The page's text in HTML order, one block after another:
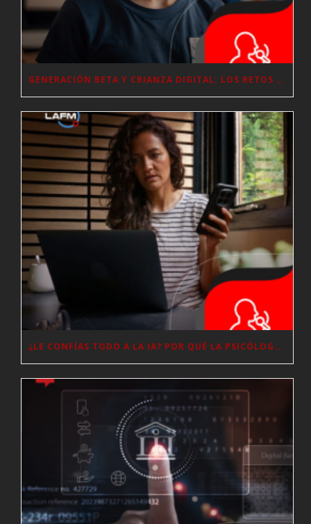
GENERACIÓN BETA Y CRIANZA DIGITAL: LOS RETOS DE CRIAR HIJOS EN LA ERA DE LA INTELIGENCIA ARTIFICIAL
¿LE CONFÍAS TODO A LA IA? POR QUÉ LA PSICÓLOGA DICE QUE ESO PUEDE COSTARTE TUS PROPIAS HABILIDADES